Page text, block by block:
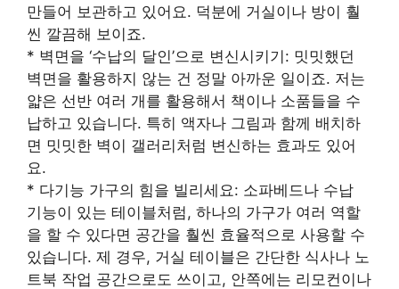
만들어 보관하고 있어요. 덕분에 거실이나 방이 훨
씬 깔끔해 보이죠.
* 벽면을 ‘수납의 달인’으로 변신시키기: 밋밋했던
벽면을 활용하지 않는 건 정말 아까운 일이죠. 저는
얇은 선반 여러 개를 활용해서 책이나 소품들을 수
납하고 있습니다. 특히 액자나 그림과 함께 배치하
면 밋밋한 벽이 갤러리처럼 변신하는 효과도 있어
요.
* 다기능 가구의 힘을 빌리세요: 소파베드나 수납
기능이 있는 테이블처럼, 하나의 가구가 여러 역할
을 할 수 있다면 공간을 훨씬 효율적으로 사용할 수
있습니다. 제 경우, 거실 테이블은 간단한 식사나 노
트북 작업 공간으로도 쓰이고, 안쪽에는 리모컨이나